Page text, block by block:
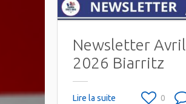
Newsletter Avril
2026 Biarritz
Lire la suite 0